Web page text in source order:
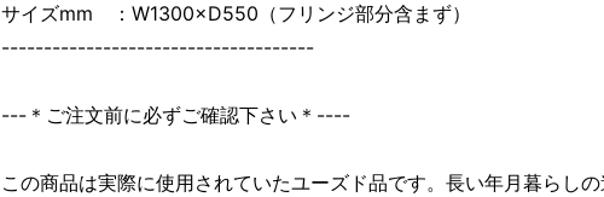
サイズmm ：W1300×D550（フリンジ部分含まず）
-------------------------------------
---＊ご注文前に必ずご確認下さい＊----
この商品は実際に使用されていたユーズド品です。長い年月暮らし